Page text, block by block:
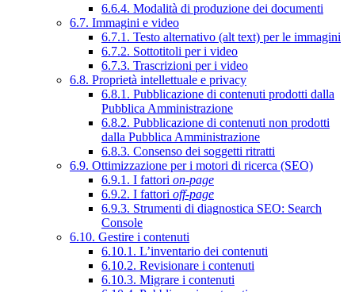
6.6.4. Modalità di produzione dei documenti
6.7. Immagini e video
6.7.1. Testo alternativo (alt text) per le immagini
6.7.2. Sottotitoli per i video
6.7.3. Trascrizioni per i video
6.8. Proprietà intellettuale e privacy
6.8.1. Pubblicazione di contenuti prodotti dalla
Pubblica Amministrazione
6.8.2. Pubblicazione di contenuti non prodotti
dalla Pubblica Amministrazione
6.8.3. Consenso dei soggetti ritratti
6.9. Ottimizzazione per i motori di ricerca (SEO)
6.9.1. I fattori on-page
6.9.2. I fattori off-page
6.9.3. Strumenti di diagnostica SEO: Search
Console
6.10. Gestire i contenuti
6.10.1. L’inventario dei contenuti
6.10.2. Revisionare i contenuti
6.10.3. Migrare i contenuti